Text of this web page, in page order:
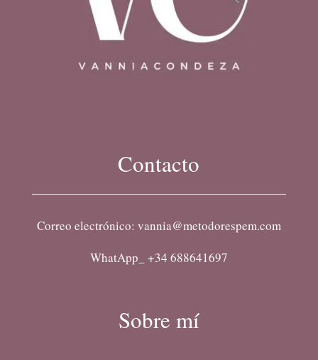
Contacto
Correo electrónico: vannia@metodorespem.com
WhatApp_ +34 688641697
Sobre mí